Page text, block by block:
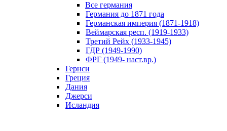
Все германия
Германия до 1871 года
Германская империя (1871-1918)
Веймарская респ. (1919-1933)
Третий Рейх (1933-1945)
ГДР (1949-1990)
ФРГ (1949- наст.вр.)
Гернси
Греция
Дания
Джерси
Исландия